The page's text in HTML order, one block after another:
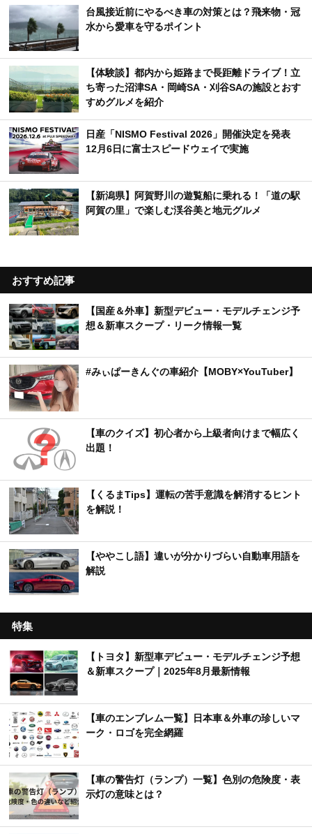
台風接近前にやるべき車の対策とは？飛来物・冠
水から愛車を守るポイント
【体験談】都内から姫路まで長距離ドライブ！立
ち寄った沼津SA・岡崎SA・刈谷SAの施設とおす
すめグルメを紹介
日産「NISMO Festival 2026」開催決定を発表
12月6日に富士スピードウェイで実施
【新潟県】阿賀野川の遊覧船に乗れる！「道の駅
阿賀の里」で楽しむ渓谷美と地元グルメ
おすすめ記事
【国産＆外車】新型デビュー・モデルチェンジ予
想＆新車スクープ・リーク情報一覧
#みぃぱーきんぐの車紹介【MOBY×YouTuber】
【車のクイズ】初心者から上級者向けまで幅広く
出題！
【くるまTips】運転の苦手意識を解消するヒント
を解説！
【ややこし語】違いが分かりづらい自動車用語を
解説
特集
【トヨタ】新型車デビュー・モデルチェンジ予想
＆新車スクープ｜2025年8月最新情報
【車のエンブレム一覧】日本車＆外車の珍しいマ
ーク・ロゴを完全網羅
【車の警告灯（ランプ）一覧】色別の危険度・表
示灯の意味とは？